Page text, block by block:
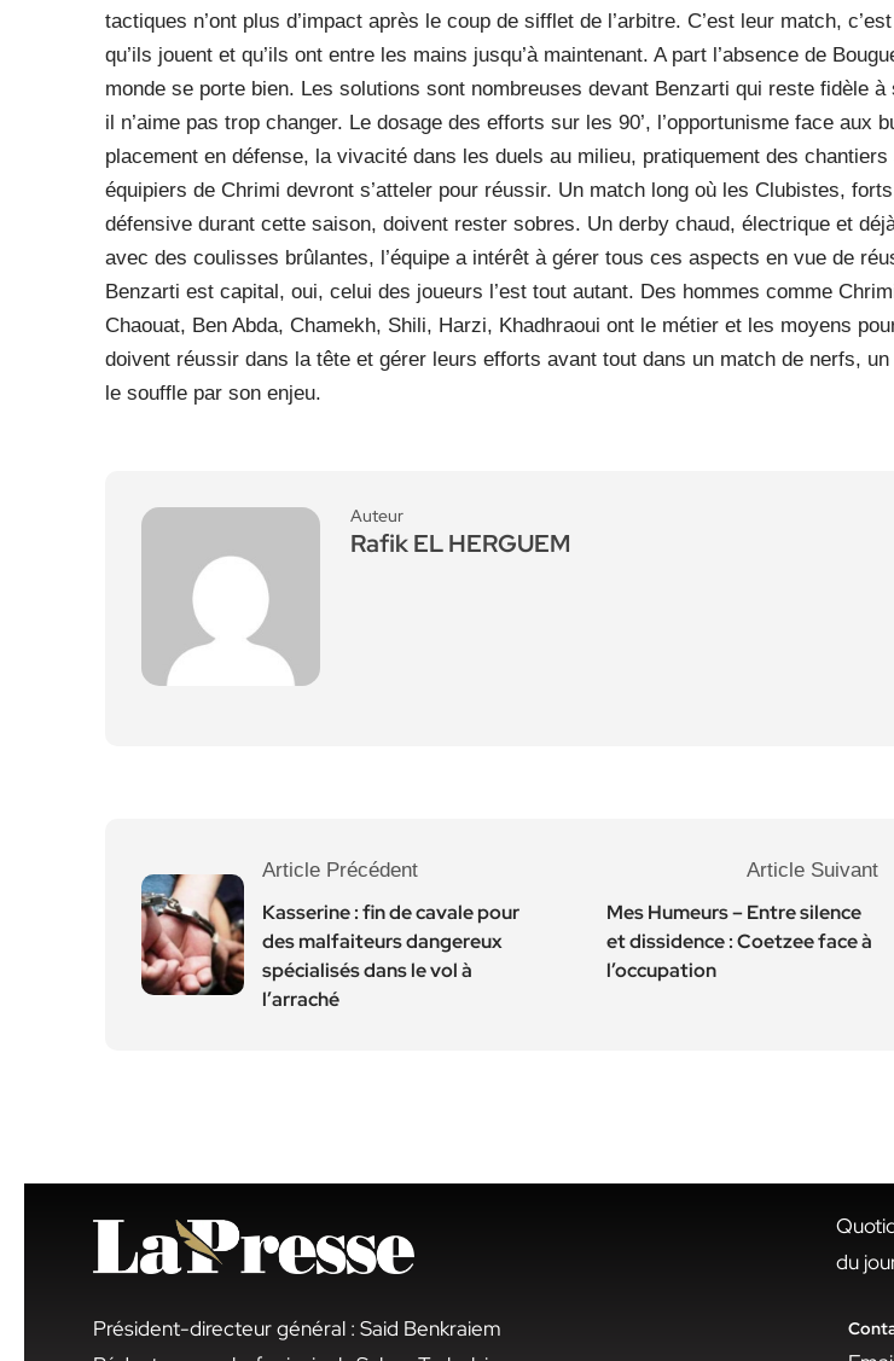
tactiques n’ont plus d’impact après le coup de sifflet de l’arbitre. C’est leur match,
qu’ils jouent et qu’ils ont entre les mains jusqu’à maintenant. A part l’absence de
monde se porte bien. Les solutions sont nombreuses devant Benzarti qui reste fidèle
il n’aime pas trop changer. Le dosage des efforts sur les 90’, l’opportunisme face aux
placement en défense, la vivacité dans les duels au milieu, pratiquement des chantiers
équipiers de Chrimi devront s’atteler pour réussir. Un match long où les Clubistes,
défensive durant cette saison, doivent rester sobres. Un derby chaud, électrique et
avec des coulisses brûlantes, l’équipe a intérêt à gérer tous ces aspects en vue de
Benzarti est capital, oui, celui des joueurs l’est tout autant. Des hommes comme
Chaouat, Ben Abda, Chamekh, Shili, Harzi, Khadhraoui ont le métier et les moyens
doivent réussir dans la tête et gérer leurs efforts avant tout dans un match de nerfs,
le souffle par son enjeu.
Auteur
Rafik EL HERGUEM
Article Précédent
Kasserine : fin de cavale pour
des malfaiteurs dangereux
spécialisés dans le vol à
l’arraché
Article Suivant
Mes Humeurs – Entre silence
et dissidence : Coetzee face à
l’occupation
Président-directeur général : Said Benkraiem
du